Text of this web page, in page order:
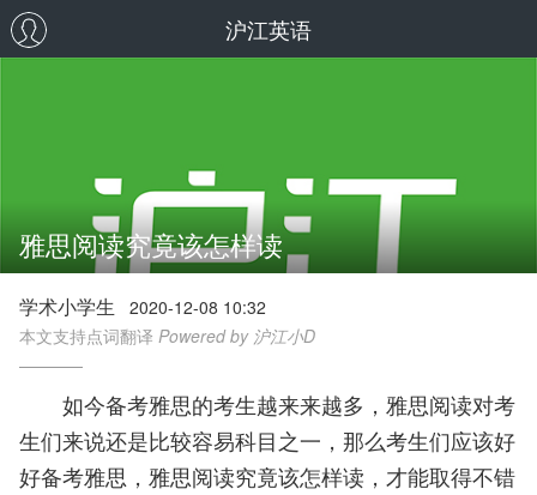
沪江英语
雅思阅读究竟该怎样读
学术小学生
2020-12-08 10:32
本文支持点词翻译 Powered by 沪江小D
如今备考雅思的考生越来来越多，雅思阅读对考
生们来说还是比较容易科目之一，那么考生们应该好
好备考雅思，雅思阅读究竟该怎样读，才能取得不错